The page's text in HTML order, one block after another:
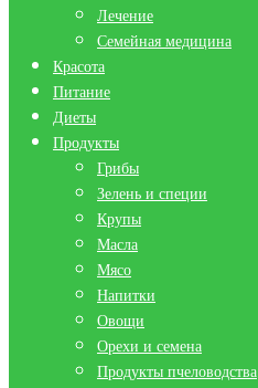
Лечение
Семейная медицина
Красота
Питание
Диеты
Продукты
Грибы
Зелень и специи
Крупы
Масла
Мясо
Напитки
Овощи
Орехи и семена
Продукты пчеловодства